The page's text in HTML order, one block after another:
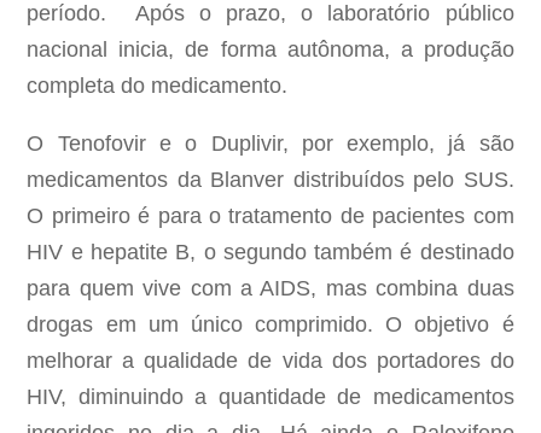
período. Após o prazo, o laboratório público
nacional inicia, de forma autônoma, a produção
completa do medicamento.
O Tenofovir e o Duplivir, por exemplo, já são
medicamentos da Blanver distribuídos pelo SUS.
O primeiro é para o tratamento de pacientes com
HIV e hepatite B, o segundo também é destinado
para quem vive com a AIDS, mas combina duas
drogas em um único comprimido. O objetivo é
melhorar a qualidade de vida dos portadores do
HIV, diminuindo a quantidade de medicamentos